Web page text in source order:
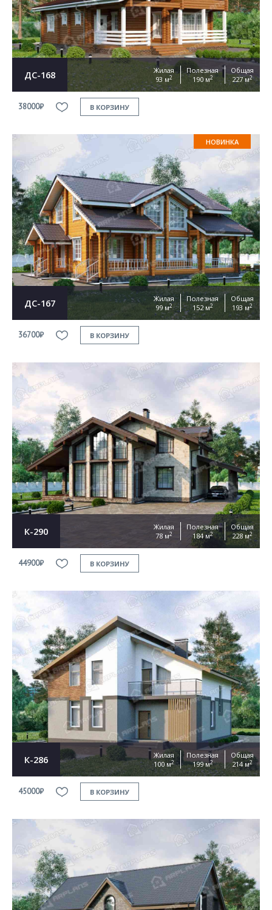
ДС-168
Жилая
93 м2
Полезная
190 м2
Общая
227 м2
38000₽ В КОРЗИНУ
НОВИНКА
ДС-167
Жилая
99 м2
Полезная
152 м2
Общая
193 м2
36700₽ В КОРЗИНУ
К-290
Жилая
78 м2
Полезная
184 м2
Общая
228 м2
44900₽ В КОРЗИНУ
К-286
Жилая
100 м2
Полезная
199 м2
Общая
214 м2
45000₽ В КОРЗИНУ